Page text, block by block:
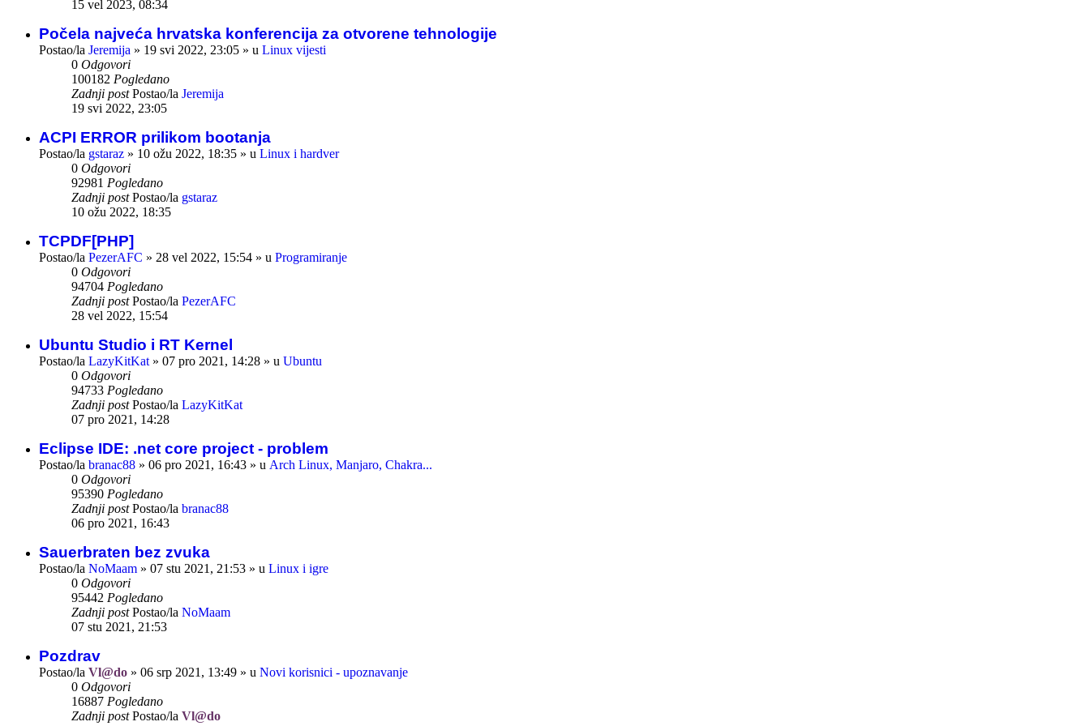
15 vel 2023, 08:34
Počela najveća hrvatska konferencija za otvorene tehnologije
Postao/la Jeremija » 19 svi 2022, 23:05 » u Linux vijesti
0 Odgovori
100182 Pogledano
Zadnji postPostao/la Jeremija
19 svi 2022, 23:05
ACPI ERROR prilikom bootanja
Postao/la gstaraz » 10 ožu 2022, 18:35 » u Linux i hardver
0 Odgovori
92981 Pogledano
Zadnji postPostao/la gstaraz
10 ožu 2022, 18:35
TCPDF[PHP]
Postao/la PezerAFC » 28 vel 2022, 15:54 » u Programiranje
0 Odgovori
94704 Pogledano
Zadnji postPostao/la PezerAFC
28 vel 2022, 15:54
Ubuntu Studio i RT Kernel
Postao/la LazyKitKat » 07 pro 2021, 14:28 » u Ubuntu
0 Odgovori
94733 Pogledano
Zadnji postPostao/la LazyKitKat
07 pro 2021, 14:28
Eclipse IDE: .net core project - problem
Postao/la branac88 » 06 pro 2021, 16:43 » u Arch Linux, Manjaro, Chakra...
0 Odgovori
95390 Pogledano
Zadnji postPostao/la branac88
06 pro 2021, 16:43
Sauerbraten bez zvuka
Postao/la NoMaam » 07 stu 2021, 21:53 » u Linux i igre
0 Odgovori
95442 Pogledano
Zadnji postPostao/la NoMaam
07 stu 2021, 21:53
Pozdrav
Postao/la Vl@do » 06 srp 2021, 13:49 » u Novi korisnici - upoznavanje
0 Odgovori
16887 Pogledano
Zadnji postPostao/la Vl@do